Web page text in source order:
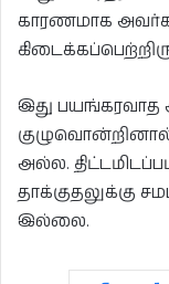
காரணமாக
இது
அல்ல.
தாக்குதலுக்கு
இல்லை.